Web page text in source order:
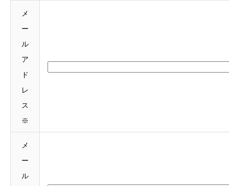
メ
ー
ル
ア
ド
レ
ス
※
メ
ー
ル